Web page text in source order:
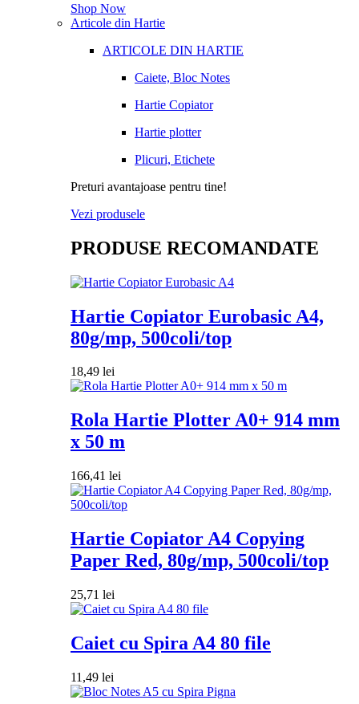
Shop Now
Articole din Hartie
ARTICOLE DIN HARTIE
Caiete, Bloc Notes
Hartie Copiator
Hartie plotter
Plicuri, Etichete
Preturi avantajoase pentru tine!
Vezi produsele
PRODUSE RECOMANDATE
Hartie Copiator Eurobasic A4,
80g/mp, 500coli/top
18,49 lei
Rola Hartie Plotter A0+ 914 mm
x 50 m
166,41 lei
Hartie Copiator A4 Copying
Paper Red, 80g/mp, 500coli/top
25,71 lei
Caiet cu Spira A4 80 file
11,49 lei